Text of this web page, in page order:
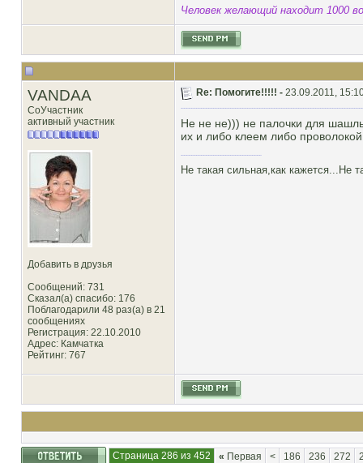
Человек желающий находит 1000
VANDAA
СоУчастник
активный участник
Добавить в друзья
Сообщений: 731
Сказал(а) спасибо: 176
Поблагодарили 48 раз(а) в 21
сообщениях
Регистрация: 22.10.2010
Адрес: Камчатка
Рейтинг: 767
Re: Помогите!!!!! - 23.09.2011,
Не не не))) не палочки для
их и либо клеем либо проволокой
Не такая сильная,как кажется...Не
Страница 286 из 452 « Первая < 186 236 272